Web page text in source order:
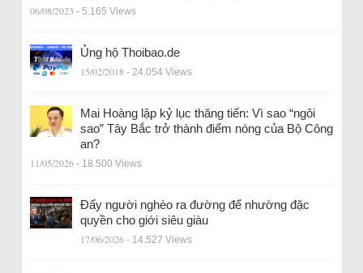
06/08/2023 - 5.165 Views
Ủng hộ Thoibao.de
15/02/2018 - 24.054 Views
Mai Hoàng lập kỷ lục thăng tiến: Vì sao “ngôi
sao” Tây Bắc trở thành điểm nóng của Bộ Công
an?
11/05/2026 - 18.500 Views
Đẩy người nghèo ra đường để nhường đặc
quyền cho giới siêu giàu
17/06/2026 - 14.527 Views